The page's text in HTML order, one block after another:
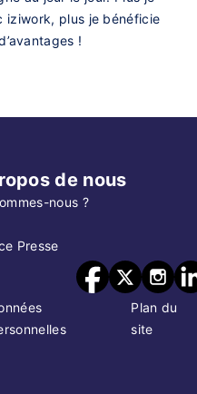
iziwork, plus je bénéficie
!
de nous
nous ?
Presse
Plan du
site